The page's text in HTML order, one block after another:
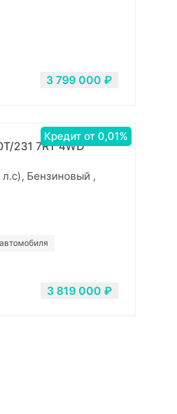
3 799 000 ₽
Кредит от 0,01%
231 7RT 4WD
Бензиновый ,
3 819 000 ₽